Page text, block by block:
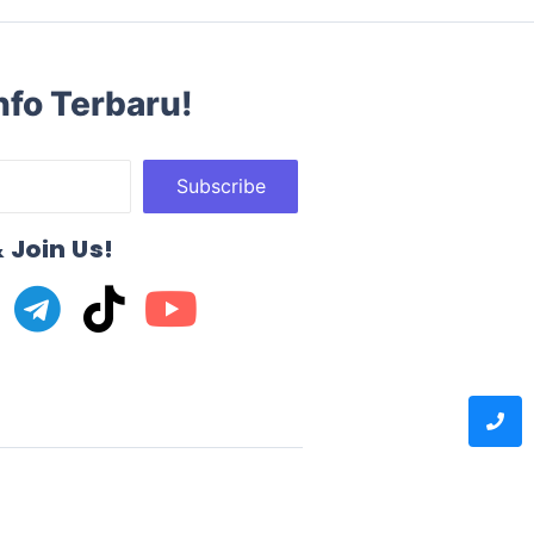
Terbaru!
Subscribe
Join Us!